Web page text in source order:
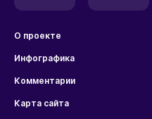
О проекте
Инфографика
Комментарии
Карта сайта